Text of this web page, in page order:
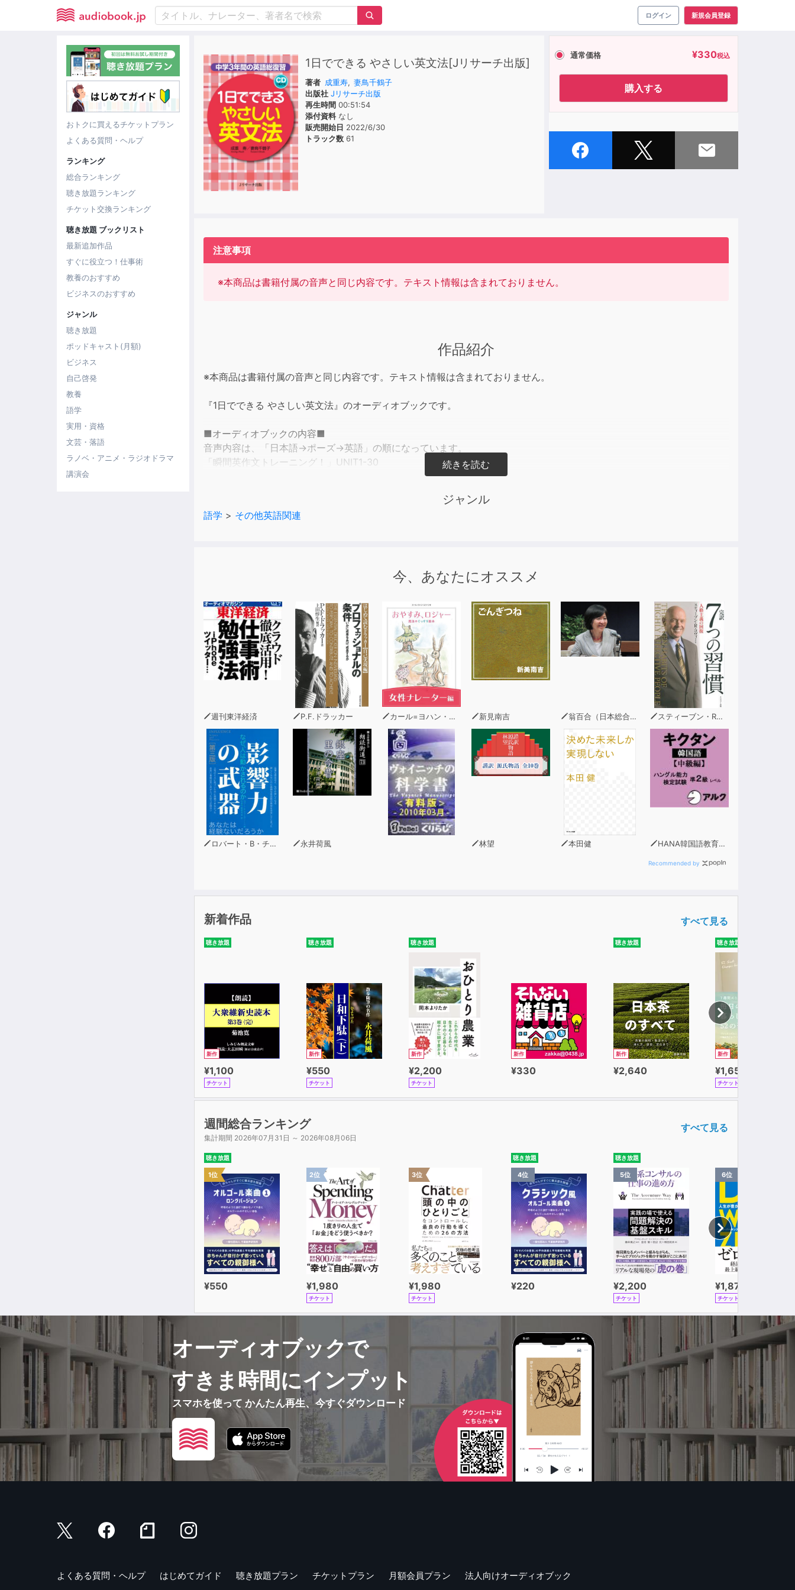
ログイン 新規会員登録
おトクに買えるチケットプラン
よくある質問・ヘルプ
ランキング
総合ランキング
聴き放題ランキング
チケット交換ランキング
聴き放題 ブックリスト
最新追加作品
すぐに役立つ！仕事術
教養のおすすめ
ビジネスのおすすめ
ジャンル
聴き放題
ポッドキャスト(月額)
ビジネス
自己啓発
教養
語学
実用・資格
文芸・落語
ラノベ・アニメ・ラジオドラマ
講演会
1日でできる やさしい英文法[Jリサーチ出版]
著者 成重寿, 妻鳥千鶴子
出版社 Jリサーチ出版
再生時間 00:51:54
添付資料なし
販売開始日 2022/6/30
トラック数 61
通常価格 ¥330税込
購入する
注意事項
※本商品は書籍付属の音声と同じ内容です。テキスト情報は含まれておりません。
作品紹介
※本商品は書籍付属の音声と同じ内容です。テキスト情報は含まれておりません。
『1日でできる やさしい英文法』のオーディオブックです。
■オーディオブックの内容■
音声内容は、「日本語→ポーズ→英語」の順になっています。
「瞬間英作文トレーニング！」UNIT1-30
文法項目を全部で30に整理。コンパクトなボリュームでも大事なところはおさえてあるので無駄がありません。文法は例文
STEP3「瞬間英作文トレーニングで会話練習」
巻末には「まるごと中学英文法例文163」付き。本書で紹介する文法ポイントをおさえた例文を一覧にまとめてあるのでち
ょっとした確認や復習にも使える。音声も収録し、耳での学習も可能。やり直し英語で挫折しないための一冊。
■目次■
品詞の説明
文法用語の説明
第一章文をつくる10のオキテ
UNIT1 自動詞
UNIT2 他動詞
UNIT3 be動詞
UNIT4 There is ～.
UNIT5 命令文とLet’s
UNIT6 過去形
UNIT11 助動詞①
UNIT14 疑問詞②
UNIT15 間接疑問文と付加疑問文
UNIT16 感嘆文
UNIT17 動名詞
UNIT18 不定詞①名詞用法
UNIT19 不定詞②形容詞用法
UNIT20 不定詞③副詞用法
第三章部分を整える10のオキテ
UNIT21 形容詞
UNIT22 副詞
UNIT23 比較
UNIT24 名詞
UNIT25 代名詞
UNIT26 関係詞
UNIT27 仮定法
UNIT28 接続詞
UNIT29 分詞
UNIT30 前置詞
巻末付録：まるごと中学英文法例文163
ジャンル
語学 > その他英語関連
今、あなたにオススメ
週刊東洋経済 P.F.ドラッカー カール=ヨハン・エリーン 新見南吉 翁百合（日本総合研究所理事） スティーブン・R・コヴィー
ロバート・B・チャルディーニ 永井荷風 林望 本田健 HANA韓国語教育研究会
Recommended by
新着作品 すべて見る
聴き放題
新作
¥1,100
チケット
聴き放題
新作
¥550
チケット
聴き放題
新作
¥2,200
チケット
新作
¥330
聴き放題
新作
¥2,640
聴き放題
新作
¥1,650
チケット
週間総合ランキング
集計期間 2026年07月31日 ～ 2026年08月06日
すべて見る
聴き放題
1位
¥550
2位
¥1,980
チケット
3位
¥1,980
チケット
聴き放題
4位
¥220
聴き放題
5位
¥2,200
チケット
6位
¥1,870
チケット
オーディオブックで
すきま時間にインプット
スマホを使って かんたん再生、今すぐダウンロード
よくある質問・ヘルプ はじめてガイド 聴き放題プラン チケットプラン 月額会員プラン
法人向けオーディオブック